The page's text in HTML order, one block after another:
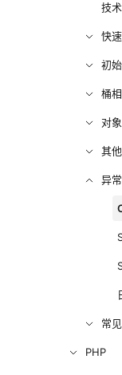
技
快
初
桶
对
其
异
常
PHP